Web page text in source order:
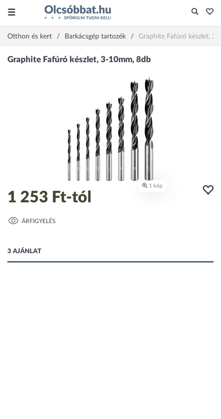
Otthon és kert Barkácsgép tartozék Graphite Fafúró készlet,
1 253 Ft-tól
ÁRFIGYELÉS
3 AJÁNLAT